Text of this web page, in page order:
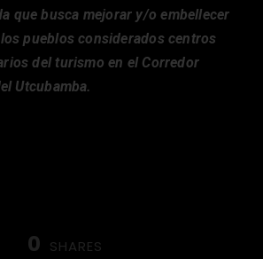
que busca mejorar y/o embellecer
pueblos considerados centros
del turismo en el Corredor
Utcubamba.
0 SHARES